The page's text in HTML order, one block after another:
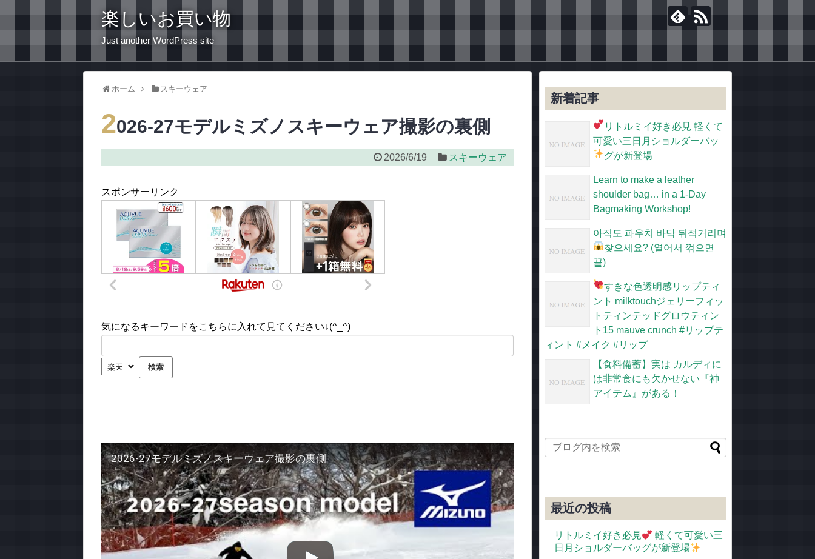
楽しいお買い物
Just another WordPress site
ホーム スキーウェア
2026-27モデルミズノスキーウェア撮影の裏側
2026/6/19 スキーウェア
スポンサーリンク
気になるキーワードをこちらに入れて見てください↓(^_^)
2026-27モデルミズノスキーウェア撮影の裏側
新着記事
リトルミイ好き必見 軽くて
可愛い三日月ショルダーバッ
グが新登場
Learn to make a leather
shoulder bag… in a 1-Day
Bagmaking Workshop!
아직도 파우치 바닥 뒤적거리며
찾으세요? (열어서 꺾으면
끝)
すきな色透明感リップティ
ント milktouchジェリーフィッ
トティンテッドグロウティン
ト15 mauve crunch #リップテ
ィント #メイク #リップ
【食料備蓄】実は カルディに
は非常食にも欠かせない『神
アイテム』がある！
最近の投稿
リトルミイ好き必見
軽くて可愛い三
日月ショルダーバッグが新登場